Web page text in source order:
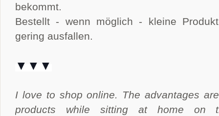
bekommt.
Bestellt - wenn möglich - kleine
gering ausfallen.
▼▼▼
I love to shop online. The advantages
products while sitting at home